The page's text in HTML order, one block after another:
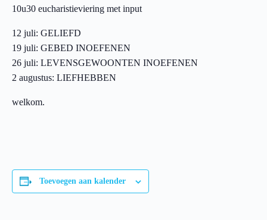
10u30 eucharistieviering met input
12 juli: GELIEFD
19 juli: GEBED INOEFENEN
26 juli: LEVENSGEWOONTEN INOEFENEN
2 augustus: LIEFHEBBEN
welkom.
Toevoegen aan kalender